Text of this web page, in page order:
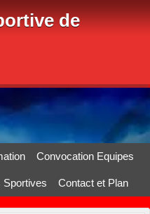
de
Convocation Equipes
Sportives Contact et Plan